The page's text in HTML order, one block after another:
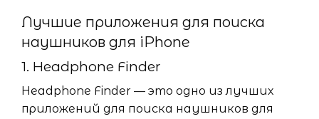
Лучшие приложения для поиска
наушников для iPhone
1. Headphone Finder
Headphone Finder — это одно из лучших
приложений для поиска наушников для